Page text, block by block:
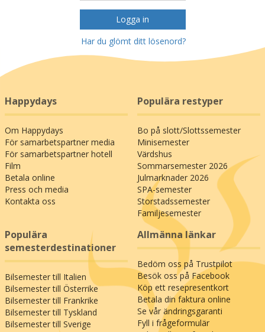
Logga in
Har du glömt ditt lösenord?
Happydays
Om Happydays
För samarbetspartner media
För samarbetspartner hotell
Film
Betala online
Press och media
Kontakta oss
Populära restyper
Bo på slott/Slottssemester
Minisemester
Värdshus
Sommarsemester 2026
Julmarknader 2026
SPA-semester
Storstadssemester
Familjesemester
Populära
semesterdestinationer
Bilsemester till Italien
Bilsemester till Österrike
Bilsemester till Frankrike
Bilsemester till Tyskland
Bilsemester till Sverige
Allmänna länkar
Bedöm oss på Trustpilot
Besök oss på Facebook
Köp ett resepresentkort
Betala din faktura online
Se vår ändringsgaranti
Fyll i frågeformulär